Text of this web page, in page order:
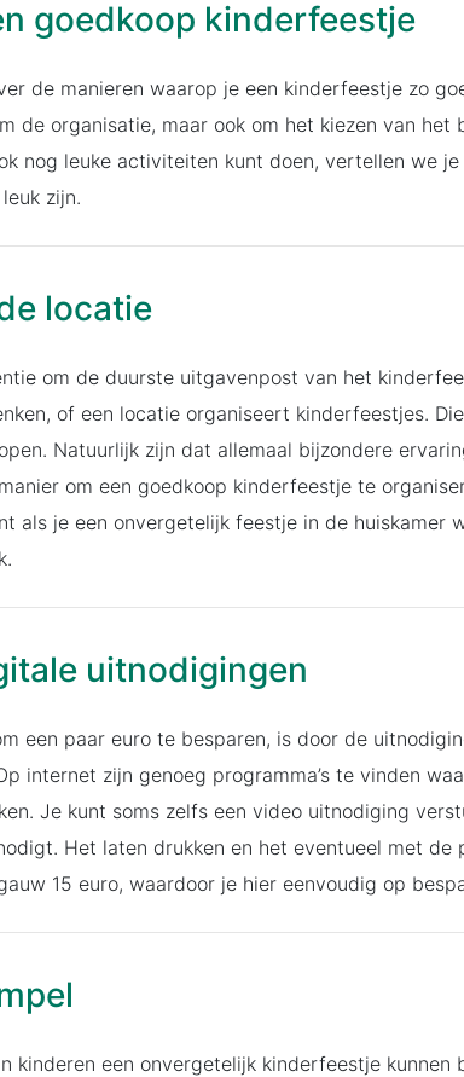
goedkoop kinderfeestje
de manieren waarop je een kinderfeestje zo
de organisatie, maar ook om het kiezen van het
nog leuke activiteiten kunt doen, vertellen we je
zijn.
locatie
om de duurste uitgavenpost van het
of een locatie organiseert kinderfeestjes.
Natuurlijk zijn dat allemaal bijzondere
om een goedkoop kinderfeestje te
als je een onvergetelijk feestje in de huiskamer
uitnodigingen
een paar euro te besparen, is door de
internet zijn genoeg programma’s te vinden
Je kunt soms zelfs een video uitnodiging
Het laten drukken en het eventueel met de
15 euro, waardoor je hier eenvoudig op
kinderen een onvergetelijk kinderfeestje kunnen